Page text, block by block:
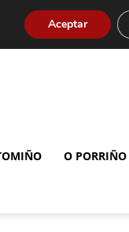
O PORRIÑO
Aceptar